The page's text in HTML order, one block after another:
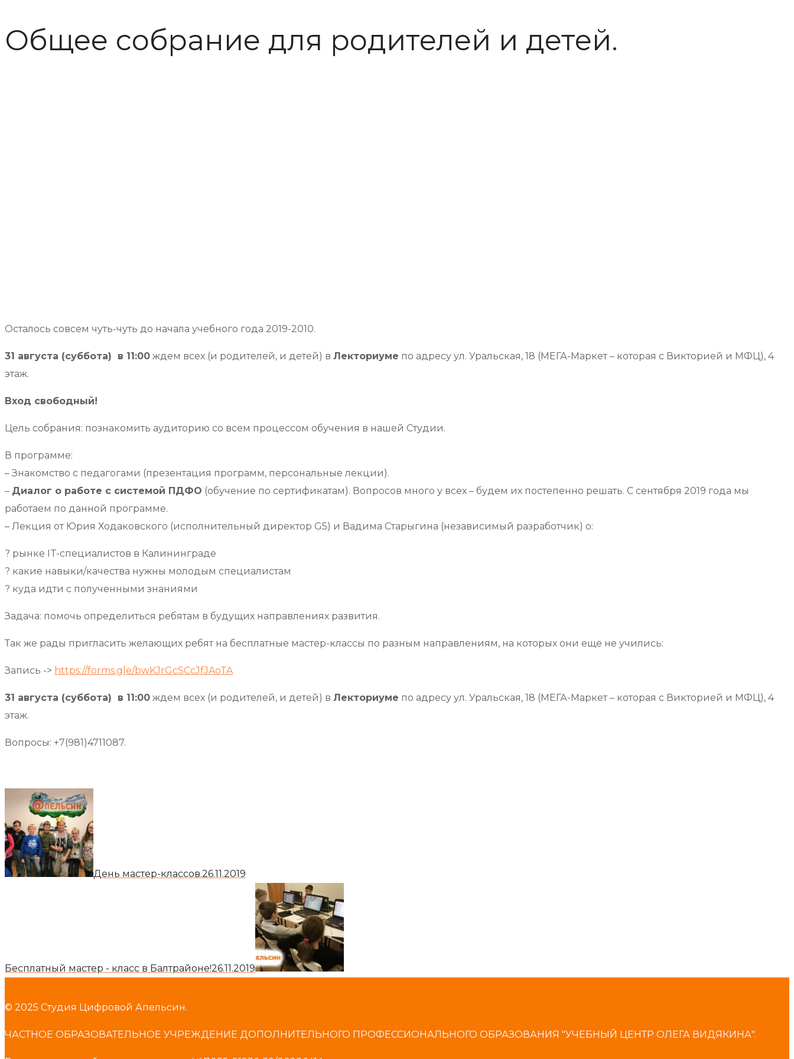
Общее собрание для родителей и детей.
Осталось совсем чуть-чуть до начала учебного года 2019-2010.
31 августа (суббота) в 11:00 ждем всех (и родителей, и детей) в Лекториуме по адресу ул. Уральская, 18 (МЕГА-Маркет – которая с Викторией и МФЦ), 4
этаж.
Вход свободный!
Цель собрания: познакомить аудиторию со всем процессом обучения в нашей Студии.
В программе:
– Знакомство с педагогами (презентация программ, персональные лекции).
– Диалог о работе с системой ПДФО (обучение по сертификатам). Вопросов много у всех – будем их постепенно решать. С сентября 2019 года мы
работаем по данной программе.
– Лекция от Юрия Ходаковского (исполнительный директор G5) и Вадима Старыгина (независимый разработчик) о:
? рынке IT-специалистов в Калининграде
? какие навыки/качества нужны молодым специалистам
? куда идти с полученными знаниями
Задача: помочь определиться ребятам в будущих направлениях развития.
Так же рады пригласить желающих ребят на бесплатные мастер-классы по разным направлениям, на которых они еще не учились:
Запись -> https://forms.gle/bwKJrGcSCcJfJAoTA
31 августа (суббота) в 11:00 ждем всех (и родителей, и детей) в Лекториуме по адресу ул. Уральская, 18 (МЕГА-Маркет – которая с Викторией и МФЦ), 4
этаж.
Вопросы: +7(981)4711087.
День мастер-классов.26.11.2019
Бесплатный мастер - класс в Балтрайоне!26.11.2019
© 2025 Студия Цифровой Апельсин.
ЧАСТНОЕ ОБРАЗОВАТЕЛЬНОЕ УЧРЕЖДЕНИЕ ДОПОЛНИТЕЛЬНОГО ПРОФЕССИОНАЛЬНОГО ОБРАЗОВАНИЯ "УЧЕБНЫЙ ЦЕНТР ОЛЕГА ВИДЯКИНА".